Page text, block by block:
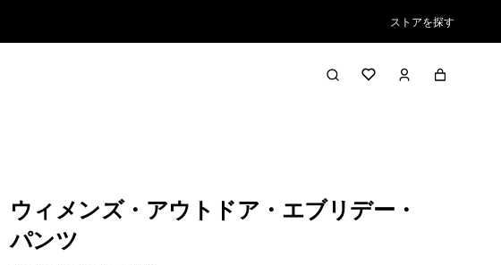
ストアを探す
ウィメンズ・アウトドア・エブリデー・
パンツ